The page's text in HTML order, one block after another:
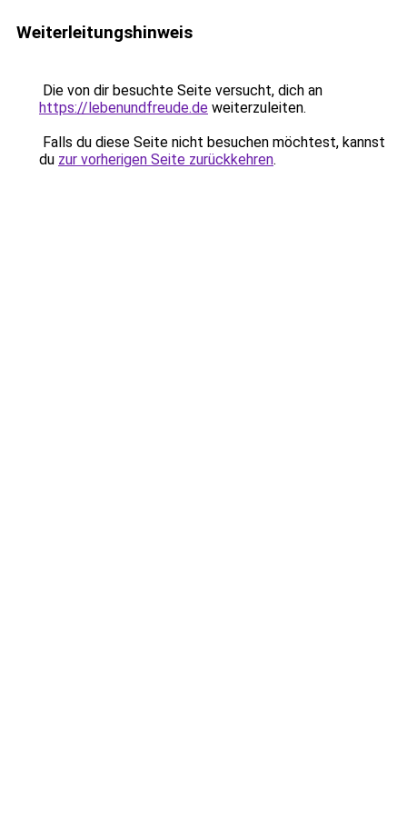
Weiterleitungshinweis
Die von dir besuchte Seite versucht, dich an
https://lebenundfreude.de weiterzuleiten.
Falls du diese Seite nicht besuchen möchtest, kannst
du zur vorherigen Seite zurückkehren.